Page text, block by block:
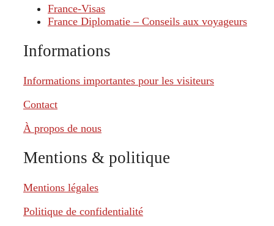
France-Visas
France Diplomatie – Conseils aux voyageurs
Informations
Informations importantes pour les visiteurs
Contact
À propos de nous
Mentions & politique
Mentions légales
Politique de confidentialité